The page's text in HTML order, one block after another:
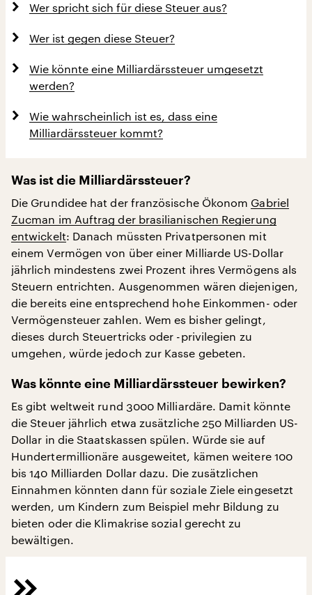
Wer spricht sich für diese Steuer aus?
Wer ist gegen diese Steuer?
Wie könnte eine Milliardärssteuer umgesetzt
werden?
Wie wahrscheinlich ist es, dass eine
Milliardärssteuer kommt?
Was ist die Milliardärssteuer?
Die Grundidee hat der französische Ökonom Gabriel
Zucman im Auftrag der brasilianischen Regierung
entwickelt: Danach müssten Privatpersonen mit
einem Vermögen von über einer Milliarde US-Dollar
jährlich mindestens zwei Prozent ihres Vermögens als
Steuern entrichten. Ausgenommen wären diejenigen,
die bereits eine entsprechend hohe Einkommen- oder
Vermögensteuer zahlen. Wem es bisher gelingt,
dieses durch Steuertricks oder -privilegien zu
umgehen, würde jedoch zur Kasse gebeten.
Was könnte eine Milliardärssteuer bewirken?
Es gibt weltweit rund 3000 Milliardäre. Damit könnte
die Steuer jährlich etwa zusätzliche 250 Milliarden US-
Dollar in die Staatskassen spülen. Würde sie auf
Hundertermillionäre ausgeweitet, kämen weitere 100
bis 140 Milliarden Dollar dazu. Die zusätzlichen
Einnahmen könnten dann für soziale Ziele eingesetzt
werden, um Kindern zum Beispiel mehr Bildung zu
bieten oder die Klimakrise sozial gerecht zu
bewältigen.